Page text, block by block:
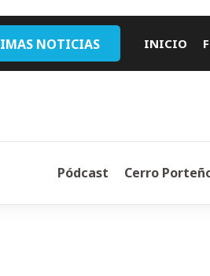
NOTICIAS INICIO
Pódcast Cerro